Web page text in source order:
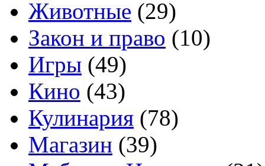
Животные (29)
Закон и право (10)
Игры (49)
Кино (43)
Кулинария (78)
Магазин (39)